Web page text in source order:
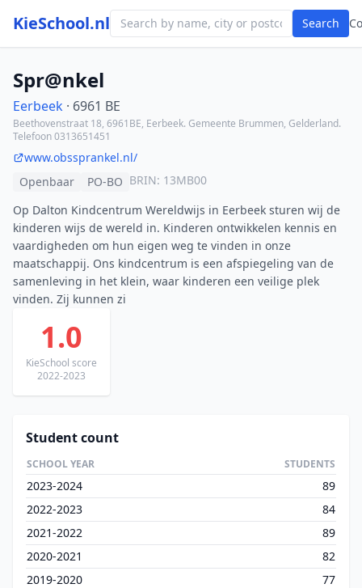
KieSchool.nl Search
Spr@nkel
Eerbeek · 6961 BE
Beethovenstraat 18, 6961BE, Eerbeek. Gemeente Brummen, Gelderland.
Telefoon 0313651451
www.obssprankel.nl/
Openbaar
PO-BO BRIN: 13MB00
Op Dalton Kindcentrum Wereldwijs in Eerbeek sturen wij de
kinderen wijs de wereld in. Kinderen ontwikkelen kennis en
vaardigheden om hun eigen weg te vinden in onze
maatschappij. Ons kindcentrum is een afspiegeling van de
samenleving in het klein, waar kinderen een veilige plek
vinden. Zij kunnen zi
1.0
KieSchool score
2022-2023
Student count
SCHOOL YEAR STUDENTS
2023-2024
89
2022-2023
84
2021-2022
89
2020-2021
82
2019-2020
77